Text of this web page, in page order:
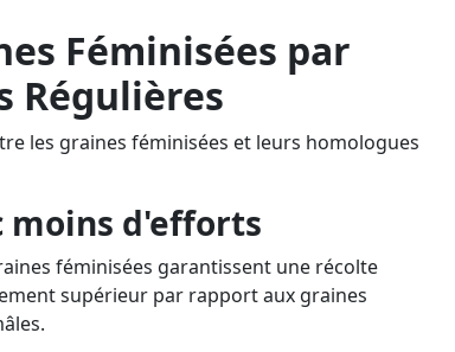
Féminisées par
Régulières
les graines féminisées et leurs homologues
moins d'efforts
féminisées garantissent une récolte
supérieur par rapport aux graines